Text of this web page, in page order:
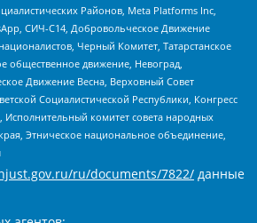
Районов, Meta Platforms Inc,
СИЧ-С14, Добровольческое Движение
Черный Комитет, Татарстанское
общественное движение, Невоград,
Движение Весна, Верховный Совет
Социалистической Республики, Конгресс
комитет совета народных
Этническое национальное объединение,
ru/documents/7822/ данные